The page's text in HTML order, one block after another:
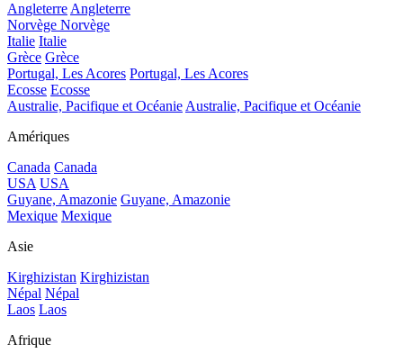
AngleterreAngleterre
Norvège Norvège
Italie Italie
Grèce Grèce
Portugal, Les Acores Portugal, Les Acores
Ecosse Ecosse
Australie, Pacifique et OcéanieAustralie, Pacifique et Océanie
Amériques
Canada Canada
USA USA
Guyane, Amazonie Guyane, Amazonie
Mexique Mexique
Asie
Kirghizistan Kirghizistan
Népal Népal
Laos Laos
Afrique